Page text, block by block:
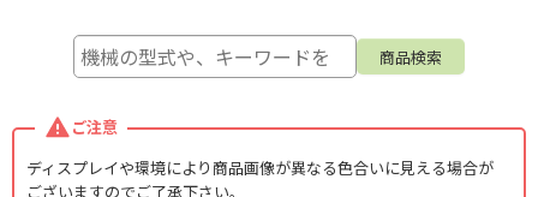
ご注意
ディスプレイや環境により商品画像が異なる色合いに見える場合が
ございますのでご了承下さい。